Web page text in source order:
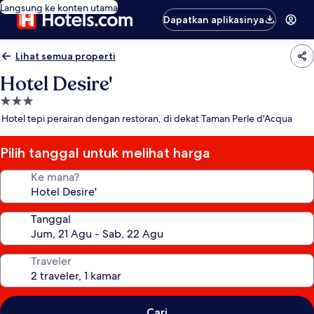
Langsung ke konten utama
Dapatkan aplikasinya
Lihat semua properti
Hotel Desire'
Properti
bintang
Hotel tepi perairan dengan restoran, di dekat Taman Perle d'Acqua
Pilih tanggal untuk melihat harga
Ke mana?
Tanggal
Traveler